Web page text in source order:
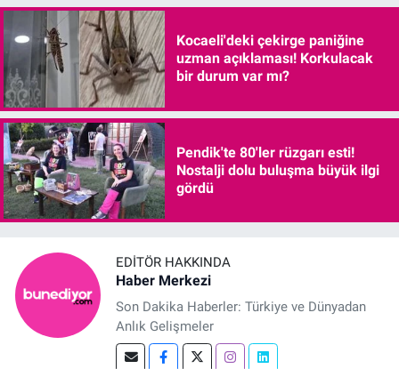
Kocaeli'deki çekirge paniğine
uzman açıklaması! Korkulacak
bir durum var mı?
Pendik'te 80'ler rüzgarı esti!
Nostalji dolu buluşma büyük ilgi
gördü
EDITÖR HAKKINDA
Haber Merkezi
Son Dakika Haberler: Türkiye ve Dünyadan
Anlık Gelişmeler